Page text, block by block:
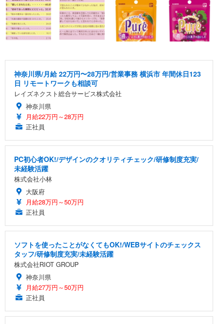
神奈川県/月給 22万円〜28万円/営業事務 横浜市 年間休日123
日 リモートワークも相談可
レイズネクスト総合サービス株式会社
神奈川県
月給22万円～28万円
正社員
PC初心者OK!/デザインのクオリティチェック/研修制度充実/
未経験活躍
株式会社小林
大阪府
月給28万円～50万円
正社員
ソフトを使ったことがなくてもOK!/WEBサイトのチェックス
タッフ/研修制度充実/未経験活躍
株式会社RIOT GROUP
神奈川県
月給27万円～50万円
正社員